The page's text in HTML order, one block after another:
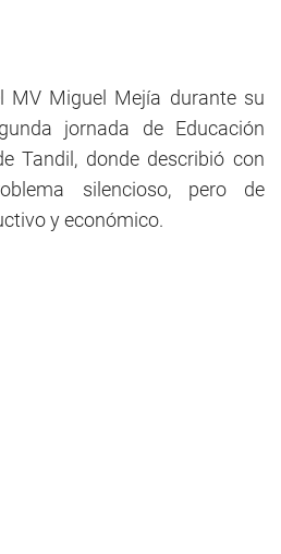
MV Miguel Mejía durante su
jornada de Educación
Tandil, donde describió con
silencioso, pero de
y económico.